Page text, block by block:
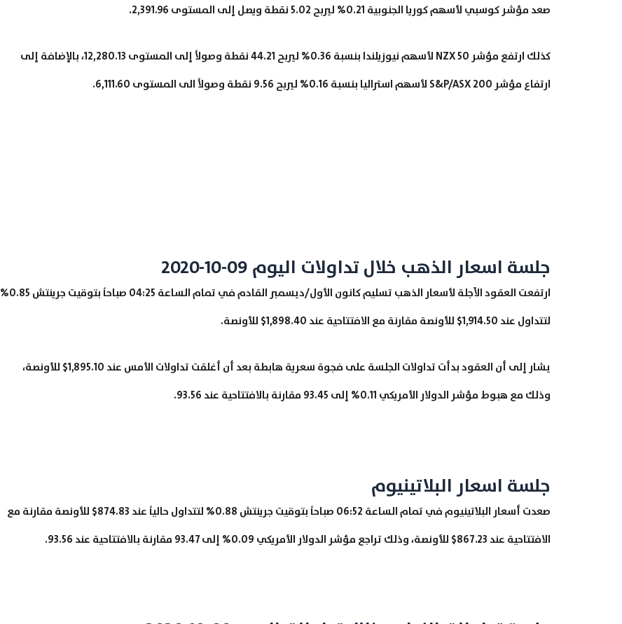
صعد مؤشر كوسبي لأسهم كوريا الجنوبية 0.21% ليربح 5.02 نقطة ويصل إلى المستوى 2,391.96.
كذلك ارتفع مؤشر NZX 50 لأسهم نيوزيلندا بنسبة 0.36% ليربح 44.21 نقطة وصولاً إلى المستوى 12,280.13، بالإضافة إلى
ارتفاع مؤشر S&P/ASX 200 لأسهم استراليا بنسبة 0.16% ليربح 9.56 نقطة وصولاً الى المستوى 6,111.60.
جلسة اسعار الذهب خلال تداولات اليوم 09-10-2020
ارتفعت العقود الآجلة لأسعار الذهب تسليم كانون الأول/ديسمبر القادم في تمام الساعة 04:25 صباحاً بتوقيت جرينتش 0.85%
لتتداول عند 1,914.50$ للأونصة مقارنة مع الافتتاحية عند 1,898.40$ للأونصة.
يشار إلى أن العقود بدأت تداولات الجلسة على فجوة سعرية هابطة بعد أن أغلقت تداولات الأمس عند 1,895.10$ للأونصة،
وذلك مع هبوط مؤشر الدولار الأمريكي 0.11% إلى 93.45 مقارنة بالافتتاحية عند 93.56.
جلسة اسعار البلاتينيوم
صعدت أسعار البلاتينيوم في تمام الساعة 06:52 صباحاً بتوقيت جرينتش 0.88% لتتداول حالياً عند 874.83$ للأونصة مقارنة مع
الافتتاحية عند 867.23$ للأونصة، وذلك تراجع مؤشر الدولار الأمريكي 0.09% إلى 93.47 مقارنة بالافتتاحية عند 93.56.